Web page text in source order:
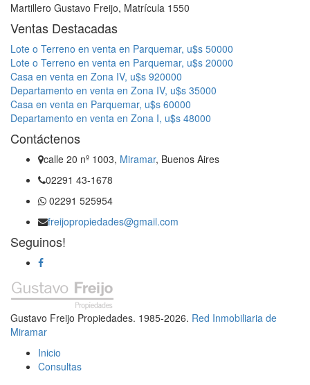
Martillero Gustavo Freijo, Matrícula 1550
Ventas Destacadas
Lote o Terreno en venta en Parquemar, u$s 50000
Lote o Terreno en venta en Parquemar, u$s 20000
Casa en venta en Zona IV, u$s 920000
Departamento en venta en Zona IV, u$s 35000
Casa en venta en Parquemar, u$s 60000
Departamento en venta en Zona I, u$s 48000
Contáctenos
calle 20 nº 1003, Miramar, Buenos Aires
02291 43-1678
02291 525954
freijopropiedades@gmail.com
Seguinos!
Gustavo Freijo Propiedades. 1985-2026. Red Inmobiliaria de
Miramar
Inicio
Consultas